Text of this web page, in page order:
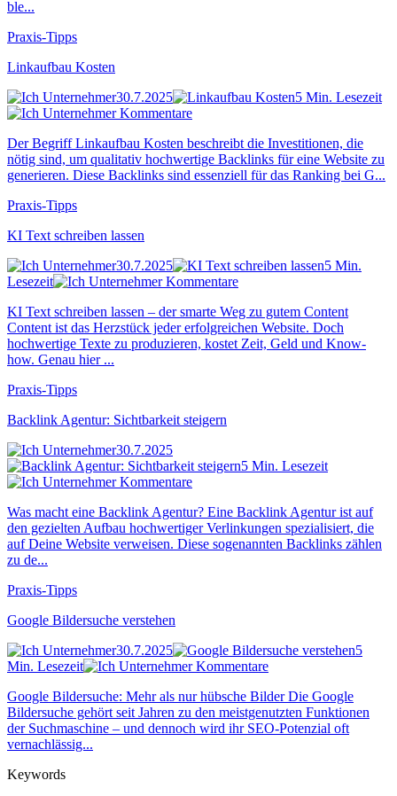
ble...
Praxis-Tipps
Linkaufbau Kosten
30.7.2025
5 Min. Lesezeit
Kommentare
Der Begriff Linkaufbau Kosten beschreibt die Investitionen, die
nötig sind, um qualitativ hochwertige Backlinks für eine Website zu
generieren. Diese Backlinks sind essenziell für das Ranking bei G...
Praxis-Tipps
KI Text schreiben lassen
30.7.2025
5 Min.
Lesezeit
Kommentare
KI Text schreiben lassen – der smarte Weg zu gutem Content
Content ist das Herzstück jeder erfolgreichen Website. Doch
hochwertige Texte zu produzieren, kostet Zeit, Geld und Know-
how. Genau hier ...
Praxis-Tipps
Backlink Agentur: Sichtbarkeit steigern
30.7.2025
5 Min. Lesezeit
Kommentare
Was macht eine Backlink Agentur? Eine Backlink Agentur ist auf
den gezielten Aufbau hochwertiger Verlinkungen spezialisiert, die
auf Deine Website verweisen. Diese sogenannten Backlinks zählen
zu de...
Praxis-Tipps
Google Bildersuche verstehen
30.7.2025
5
Min. Lesezeit
Kommentare
Google Bildersuche: Mehr als nur hübsche Bilder Die Google
Bildersuche gehört seit Jahren zu den meistgenutzten Funktionen
der Suchmaschine – und dennoch wird ihr SEO-Potenzial oft
vernachlässig...
Keywords